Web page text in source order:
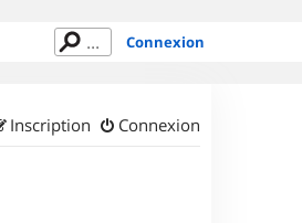
Connexion
Connexion
Inscription